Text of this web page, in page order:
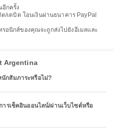
อีกครั้ง
/เดบิต โอนเงินผ่านธนาคาร PayPal
อนิกส์ของคุณจะถูกส่งไปยังอีเมลและ
Argentina
กสัมภาระหรือไม่?
รเช็คอินออนไลน์/ผ่านเว็บไซต์หรือ